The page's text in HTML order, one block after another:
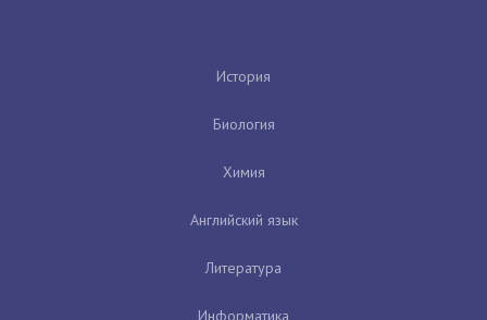
История
Биология
Химия
Английский язык
Литература
Информатика